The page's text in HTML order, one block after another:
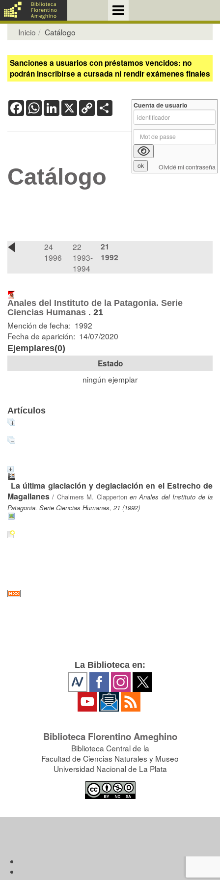
Inicio Catálogo
Sanciones a usuarios con préstamos vencidos: no
podrán inscribirse a cursada ni rendir exámenes finales
FacebookWhatsApp
LinkedIn
X Copy
Link
Catálogo
24
1996
22
1993-
1994
21
1992
Anales del Instituto de la Patagonia. Serie
Ciencias Humanas . 21
Mención de fecha: 1992
Fecha de aparición: 14/07/2020
Ejemplares(0)
Estado
ningún ejemplar
Artículos
La última glaciación y deglaciación en el Estrecho de
Magallanes / Chalmers M. Clapperton en Anales del Instituto de la
Patagonia. Serie Ciencias Humanas, 21 (1992)
Cuenta de usuario
Olvidé mi contraseña
La Biblioteca en:
Biblioteca Florentino Ameghino
Biblioteca Central de la
Facultad de Ciencias Naturales y Museo
Universidad Nacional de La Plata